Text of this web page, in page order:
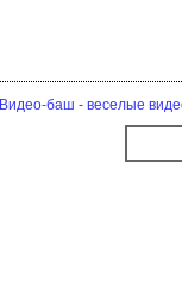
Видео-баш - веселые